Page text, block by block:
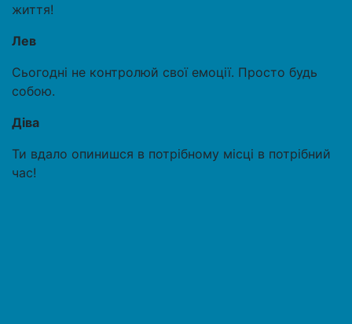
життя!
Лев
Сьогодні не контролюй свої емоції. Просто будь
собою.
Діва
Ти вдало опинишся в потрібному місці в потрібний
час!